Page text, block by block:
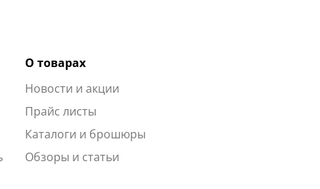
О товарах
Новости и акции
Прайс листы
Каталоги и брошюры
Обзоры и статьи